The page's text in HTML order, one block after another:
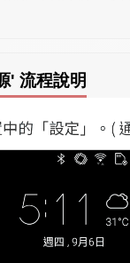
' 流程說明